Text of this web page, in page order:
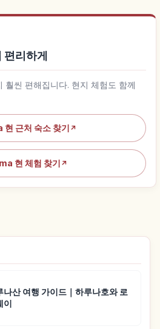
리하게
훨씬 편해집니다. 현지 체험도 함께
현 근처 숙소 찾기 ↗
현 체험 찾기 ↗
나산 여행 가이드｜하루나호와 로
이